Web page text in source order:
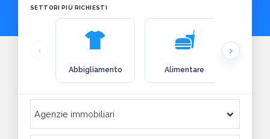
SETTORI PIÙ RICHIESTI
Abbigliamento Alimentare